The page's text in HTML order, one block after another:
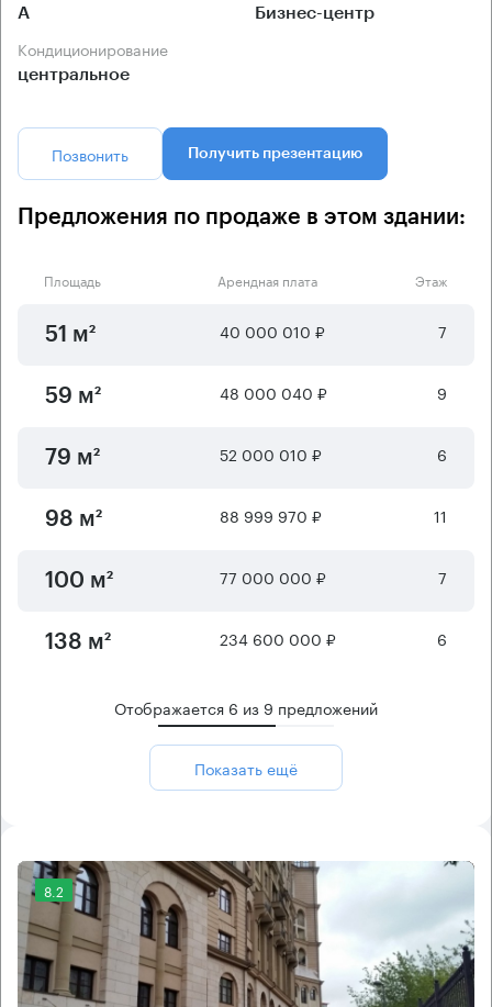
А Бизнес-центр
Кондиционирование
центральное
Позвонить Получить презентацию
Предложения по продаже в этом здании:
Площадь Арендная плата Этаж
51 м² 40 000 010 ₽ 7
59 м² 48 000 040 ₽ 9
79 м² 52 000 010 ₽ 6
98 м² 88 999 970 ₽ 11
100 м² 77 000 000 ₽ 7
138 м² 234 600 000 ₽ 6
Отображается 6 из 9 предложений
Показать ещё
8.2